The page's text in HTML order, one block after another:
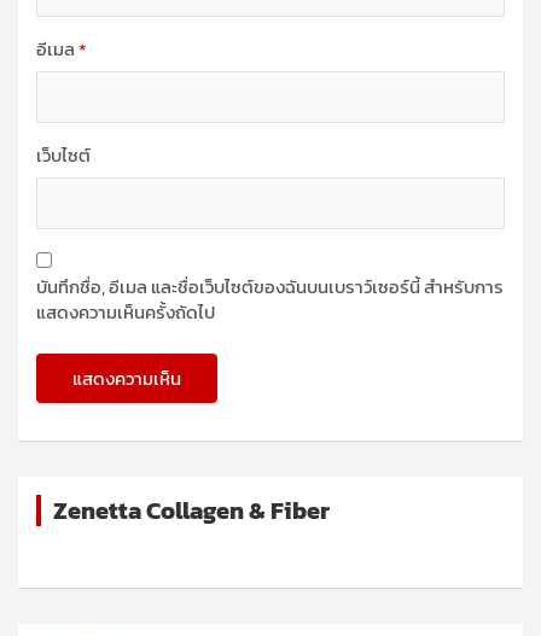
อีเมล*
เว็บไซต์
บันทึกชื่อ, อีเมล และชื่อเว็บไซต์ของฉันบนเบราว์เซอร์นี้ สำหรับการ
แสดงความเห็นครั้งถัดไป
Zenetta Collagen & Fiber